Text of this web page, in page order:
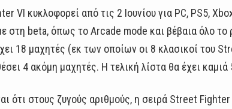
VI κυκλοφορεί από τις 2 Ιουνίου για PC, PS5,
στη beta, όπως το Arcade mode και βέβαια όλο
18 μαχητές (εκ των οποίων οι 8 κλασικοί του
4 ακόμη μαχητές. Η τελική λίστα θα έχει καμιά
ότι στους ζυγούς αριθμούς, η σειρά Street